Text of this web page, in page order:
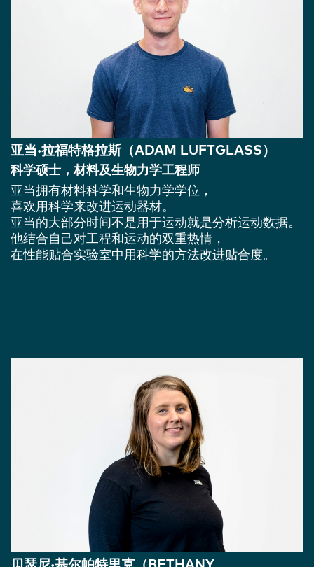
亚当·拉福特格拉斯（ADAM LUFTGLASS）
科学硕士，材料及生物力学工程师
亚当拥有材料科学和生物力学学位，
喜欢用科学来改进运动器材。
亚当的大部分时间不是用于运动就是分析运动数据。
他结合自己对工程和运动的双重热情，
在性能贴合实验室中用科学的方法改进贴合度。